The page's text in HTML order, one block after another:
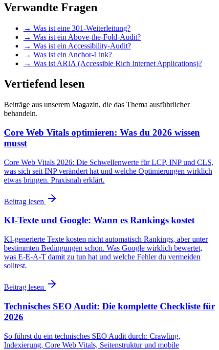
Verwandte Fragen
→ Was ist eine 301-Weiterleitung?
→ Was ist ein Above-the-Fold-Audit?
→ Was ist ein Accessibility-Audit?
→ Was ist ein Anchor-Link?
→ Was ist ARIA (Accessible Rich Internet Applications)?
Vertiefend lesen
Beiträge aus unserem Magazin, die das Thema ausführlicher
behandeln.
Core Web Vitals optimieren: Was du 2026 wissen
musst
Core Web Vitals 2026: Die Schwellenwerte für LCP, INP und CLS,
was sich seit INP verändert hat und welche Optimierungen wirklich
etwas bringen. Praxisnah erklärt.
Beitrag lesen
KI-Texte und Google: Wann es Rankings kostet
KI-generierte Texte kosten nicht automatisch Rankings, aber unter
bestimmten Bedingungen schon. Was Google wirklich bewertet,
was E-E-A-T damit zu tun hat und welche Fehler du vermeiden
solltest.
Beitrag lesen
Technisches SEO Audit: Die komplette Checkliste für
2026
So führst du ein technisches SEO Audit durch: Crawling,
Indexierung, Core Web Vitals, Seitenstruktur und mobile